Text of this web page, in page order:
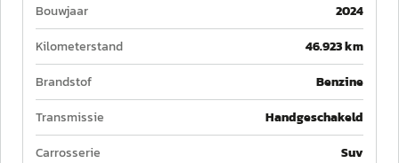
Bouwjaar
2024
Kilometerstand
46.923 km
Brandstof
Benzine
Transmissie
Handgeschakeld
Carrosserie
Suv